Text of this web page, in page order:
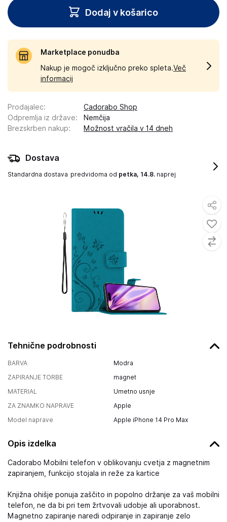
Tehnične podrobnosti
BARVA
Modra
ZAPIRANJE TORBE
magnet
MATERIAL
Umetno usnje
ZA ZNAMKO NAPRAVE
Apple
Model naprave
Apple iPhone 14 Pro Max
Opis izdelka
Cadorabo Mobilni telefon v oblikovanju cvetja z magnetnim
zapiranjem, funkcijo stojala in reže za kartice
Knjižna ohišje ponuja zaščito in popolno držanje za vaš mobilni
telefon, ne da bi pri tem žrtvovali udobje ali uporabnost.
Magnetno zapiranje naredi odpiranje in zapiranje zelo
Dodaj v košarico
Marketplace ponudba
Nakup je mogoč izključno preko spleta.Več
informacij
Prodajalec:
Cadorabo Shop
Odpremlja iz države:
Nemčija
Brezskrben nakup: Možnost vračila v 14 dneh
Dostava
Standardna dostava predvidoma od petka, 14.8. naprej